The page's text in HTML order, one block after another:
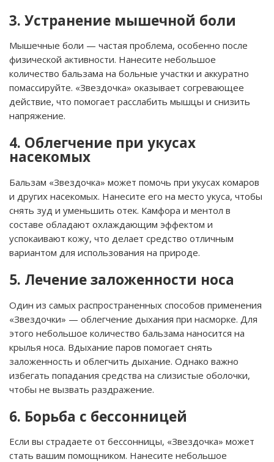
3. Устранение мышечной боли
Мышечные боли — частая проблема, особенно после
физической активности. Нанесите небольшое
количество бальзама на больные участки и аккуратно
помассируйте. «Звездочка» оказывает согревающее
действие, что помогает расслабить мышцы и снизить
напряжение.
4. Облегчение при укусах
насекомых
Бальзам «Звездочка» может помочь при укусах комаров
и других насекомых. Нанесите его на место укуса, чтобы
снять зуд и уменьшить отек. Камфора и ментол в
составе обладают охлаждающим эффектом и
успокаивают кожу, что делает средство отличным
вариантом для использования на природе.
5. Лечение заложенности носа
Один из самых распространенных способов применения
«Звездочки» — облегчение дыхания при насморке. Для
этого небольшое количество бальзама наносится на
крылья носа. Вдыхание паров помогает снять
заложенность и облегчить дыхание. Однако важно
избегать попадания средства на слизистые оболочки,
чтобы не вызвать раздражение.
6. Борьба с бессонницей
Если вы страдаете от бессонницы, «Звездочка» может
стать вашим помощником. Нанесите небольшое